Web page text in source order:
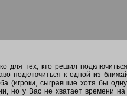
для тех, кто решил
подключиться к одной из
(игроки, сыгравшие хотя бы одну
но у Вас не хватает времени